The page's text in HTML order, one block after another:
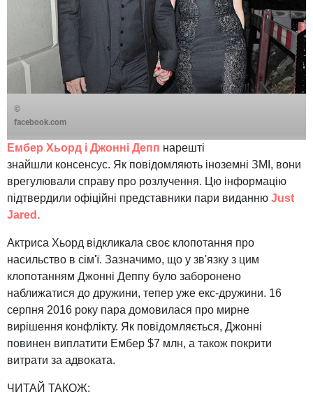
©
facebook.com
Ембер Хьорд і Джонні Депп нарешті
знайшли консенсус. Як повідомляють іноземні ЗМІ, вони
врегулювали справу про розлучення. Цю інформацію
підтвердили офіційні представники пари виданню Just
Jared.
Актриса Хьорд відкликала своє клопотання про
насильство в сім'ї. Зазначимо, що у зв'язку з цим
клопотанням Джонні Деппу було заборонено
наближатися до дружини, тепер уже екс-дружини. 16
серпня 2016 року пара домовилася про мирне
вирішення конфлікту. Як повідомляється, Джонні
повинен виплатити Ембер $7 млн, а також покрити
витрати за адвоката.
ЧИТАЙ ТАКОЖ: